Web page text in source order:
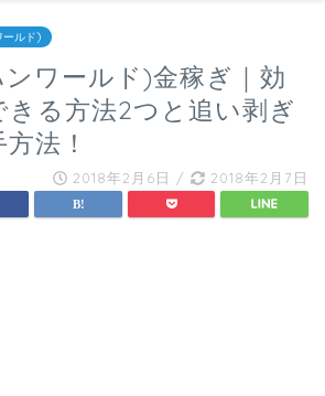
ールド)
ワールド)金稼ぎ｜効
る方法2つと追い剥ぎ
法！
2018年2月6日 / 2018年2月7日